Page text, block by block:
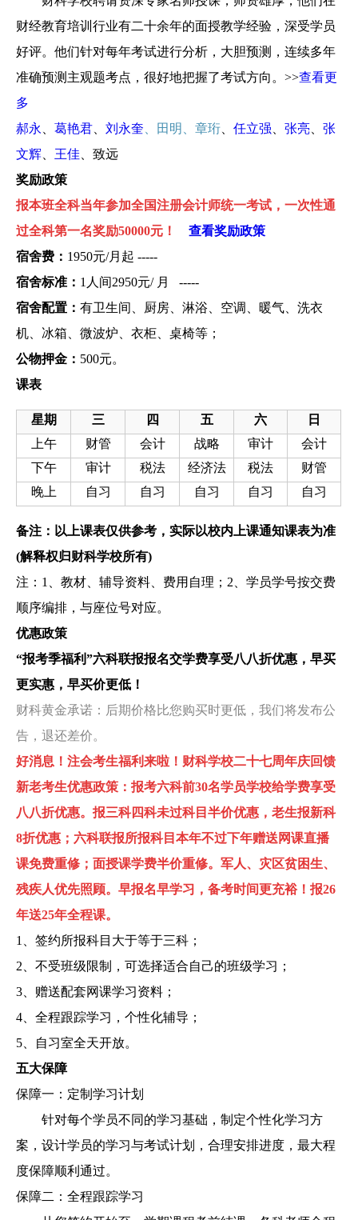
财经教育培训行业有二十余年的面授教学经验，深受学员
好评。他们针对每年考试进行分析，大胆预测，连续多年
准确预测主观题考点，很好地把握了考试方向。>>查看更
多
郝永
、葛艳君 、刘永奎 、田明、章珩 、任立强 、张亮 、张
文辉
王佳 、致远
奖励政策
报本班全科当年参加全国注册会计师统一考试，一次性通
过全科第一名奖励50000元！查看奖励政策
宿舍费： 1950元/月起 -----
宿舍标准： 1人间2950元/ 月 -----
宿舍配置：有卫生间、厨房、淋浴、空调、暖气、洗衣
机、冰箱、微波炉、衣柜、桌椅等；
公物押金： 500元。
课表
星期 三 四 五 六
日
上午
财管 会计 战略 审计
会计
下午
审计 税法 经济法 税法
财管
晚上
自习 自习 自习 自习 自习
备注：以上课表仅供参考，实际以校内上课通知课表为准
(解释权归财科学校所有)
注：1、教材、辅导资料、费用自理；2、学员学号按交费
顺序编排，与座位号对应。
优惠政策
“报考季福利”六科联报报名交学费享受八八折优惠，早买
更实惠，早买价更低！
财科黄金承诺：后期价格比您购买时更低，我们将发布公
告，退还差价。
好消息！注会考生福利来啦！财科学校二十七周年庆回馈
新老考生优惠政策：报考六科前30名学员学校给学费享受
八八折优惠。报三科四科未过科目半价优惠，老生报新科
8折优惠； 六科联报所报科目本年不过下年赠送网课直播
课免费重修；面授课学费半价重修。军人、灾区贫困生、
残疾人优先照顾。早报名早学习，备考时间更充裕！报26
年送25年全程课。
1、签约所报科目大于等于三科；
2、不受班级限制，可选择适合自己的班级学习；
3、赠送配套网课学习资料；
4、全程跟踪学习，个性化辅导；
5、自习室全天开放。
五大保障
保障一：定制学习计划
针对每个学员不同的学习基础，制定个性化学习方
案，设计学员的学习与考试计划，合理安排进度，最大程
度保障顺利通过。
保障二：全程跟踪学习